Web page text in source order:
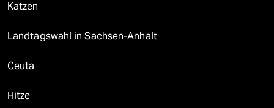
Katzen
Landtagswahl in Sachsen-Anhalt
Ceuta
Hitze